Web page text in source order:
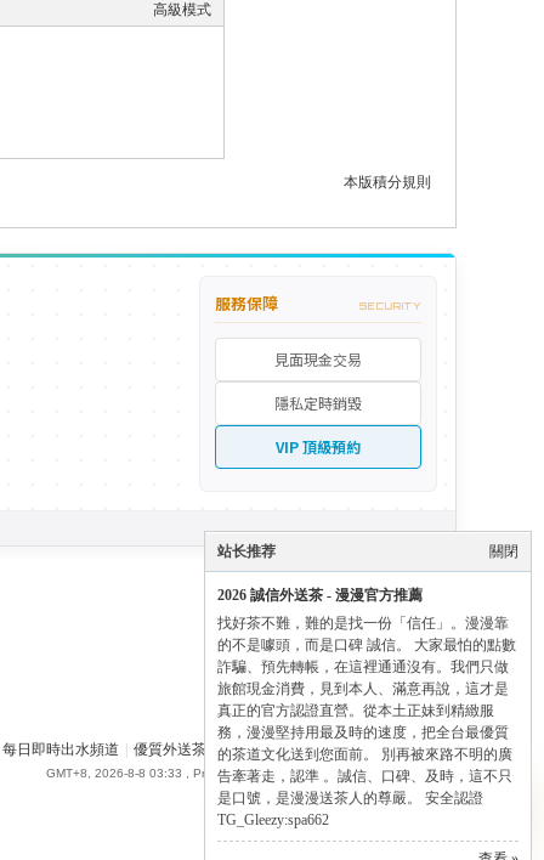
高級模式
本版積分規則
關閉
站长推荐
2026 誠信外送茶 - 漫漫官方推薦
找好茶不難，難的是找一份「信任」。漫漫靠
的不是噱頭，而是口碑 誠信。 大家最怕的點數
詐騙、預先轉帳，在這裡通通沒有。我們只做
旅館現金消費，見到本人、滿意再說，這才是
真正的官方認證直營。從本土正妹到精緻服
務，漫漫堅持用最及時的速度，把全台最優質
的茶道文化送到您面前。 別再被來路不明的廣
告牽著走，認準 。誠信、口碑、及時，這不只
是口號，是漫漫送茶人的尊嚴。 安全認證
TG_Gleezy:spa662
服務保障 SECURITY
見面現金交易
隱私定時銷毀
VIP 頂級預約
✕
✨ Manman 尊榮導航
點擊展開全部通道 ➔
每日即時出水頻道 優質外送茶論壇 | SPA662 漫漫全台外送茶 - Gleezy
GMT+8, 2026-8-8 03:33 , Processed in 1.344849 second(s), 28 queries .